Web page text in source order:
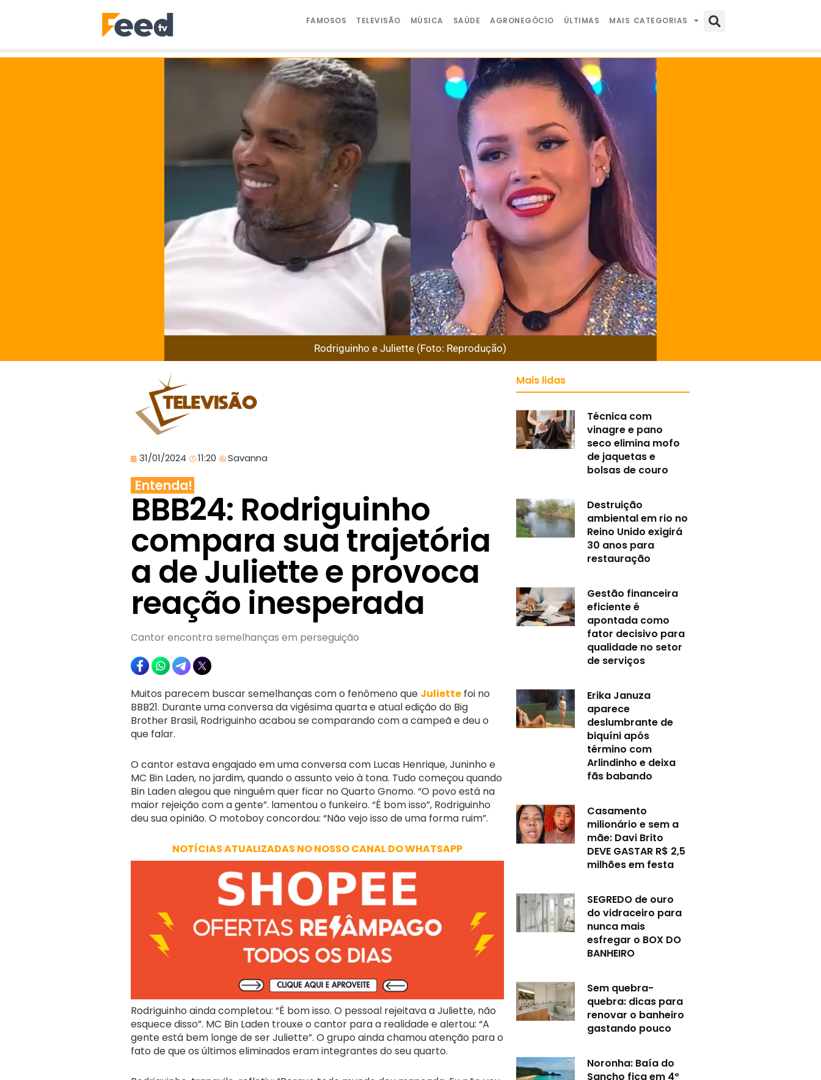
FAMOSOS TELEVISÃO MÚSICA SAÚDE AGRONEGÓCIO ÚLTIMAS MAIS CATEGORIAS
Rodriguinho e Juliette (Foto: Reprodução)
31/01/2024 11:20 Savanna
Entenda!
BBB24: Rodriguinho
compara sua trajetória
a de Juliette e provoca
reação inesperada
Cantor encontra semelhanças em perseguição
Muitos parecem buscar semelhanças com o fenômeno que Juliette foi no
BBB21. Durante uma conversa da vigésima quarta e atual edição do Big
Brother Brasil, Rodriguinho acabou se comparando com a campeã e deu o
que falar.
O cantor estava engajado em uma conversa com Lucas Henrique, Juninho e
MC Bin Laden, no jardim, quando o assunto veio à tona. Tudo começou quando
Bin Laden alegou que ninguém quer ficar no Quarto Gnomo. “O povo está na
maior rejeição com a gente”. lamentou o funkeiro. “É bom isso”, Rodriguinho
deu sua opinião. O motoboy concordou: “Não vejo isso de uma forma ruim”.
NOTÍCIAS ATUALIZADAS NO NOSSO CANAL DO WHATSAPP
Rodriguinho ainda completou: “É bom isso. O pessoal rejeitava a Juliette, não
esquece disso”. MC Bin Laden trouxe o cantor para a realidade e alertou: “A
gente está bem longe de ser Juliette”. O grupo ainda chamou atenção para o
fato de que os últimos eliminados eram integrantes do seu quarto.
Mais lidas
Técnica com
vinagre e pano
seco elimina mofo
de jaquetas e
bolsas de couro
Destruição
ambiental em rio no
Reino Unido exigirá
30 anos para
restauração
Gestão financeira
eficiente é
apontada como
fator decisivo para
qualidade no setor
de serviços
Erika Januza
aparece
deslumbrante de
biquíni após
término com
Arlindinho e deixa
fãs babando
Casamento
milionário e sem a
mãe: Davi Brito
DEVE GASTAR R$ 2,5
milhões em festa
SEGREDO de ouro
do vidraceiro para
nunca mais
esfregar o BOX DO
BANHEIRO
Sem quebra-
quebra: dicas para
renovar o banheiro
gastando pouco
Noronha: Baía do
Sancho fica em 4º